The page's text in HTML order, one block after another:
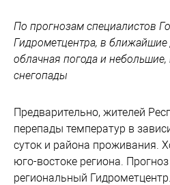
По прогнозам специалистов
Гидрометцентра, в
облачная погода и
снегопады
Предварительно, жителей
перепады температур в
суток и района проживания.
юго-востоке региона.
региональный Гидрометцентр.